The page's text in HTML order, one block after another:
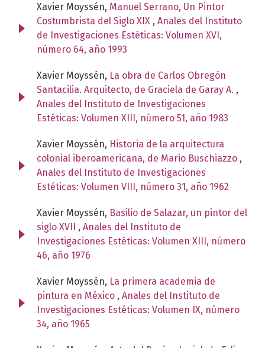
Xavier Moyssén, Manuel Serrano, Un Pintor
Costumbrista del Siglo XIX , Anales del Instituto
de Investigaciones Estéticas: Volumen XVI,
número 64, año 1993
Xavier Moyssén, La obra de Carlos Obregón
Santacilia. Arquitecto, de Graciela de Garay A. ,
Anales del Instituto de Investigaciones
Estéticas: Volumen XIII, número 51, año 1983
Xavier Moyssén, Historia de la arquitectura
colonial iberoamericana, de Mario Buschiazzo ,
Anales del Instituto de Investigaciones
Estéticas: Volumen VIII, número 31, año 1962
Xavier Moyssén, Basilio de Salazar, un pintor del
siglo XVII , Anales del Instituto de
Investigaciones Estéticas: Volumen XIII, número
46, año 1976
Xavier Moyssén, La primera academia de
pintura en México , Anales del Instituto de
Investigaciones Estéticas: Volumen IX, número
34, año 1965